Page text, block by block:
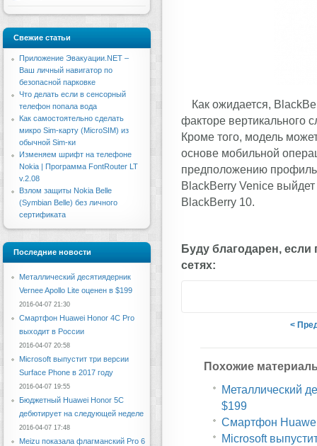
Как ожидается,
факторе вертикального
Кроме того, модель
основе мобильной
предположению
BlackBerry Venice
BlackBerry 10.
Буду благодарен, если
сетях:
<
Похожие
Металлический
$199
Смартфон
Microsoft
Свежие статьи
Приложение Эвакуации.NET –
Ваш личный навигатор по
безопасной парковке
Что делать если в сенсорный
телефон попала вода
Как самостоятельно сделать
микро Sim-карту (MicroSIM) из
обычной Sim-ки
Изменяем шрифт на телефоне
Nokia | Программа FontRouter LT
v.2.08
Взлом защиты Nokia Belle
(Symbian Belle) без личного
сертификата
Последние новости
Металлический десятиядерник
Vernee Apollo Lite оценен в $199
2016-04-07 21:30
Смартфон Huawei Honor 4C Pro
выходит в России
2016-04-07 20:58
Microsoft выпустит три версии
Surface Phone в 2017 году
2016-04-07 19:55
Бюджетный Huawei Honor 5C
дебютирует на следующей неделе
2016-04-07 17:48
Meizu показала флагманский Pro 6